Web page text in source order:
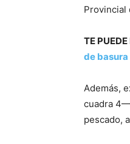
Provincial
TE
de basura
Además,
cuadra
pescado,